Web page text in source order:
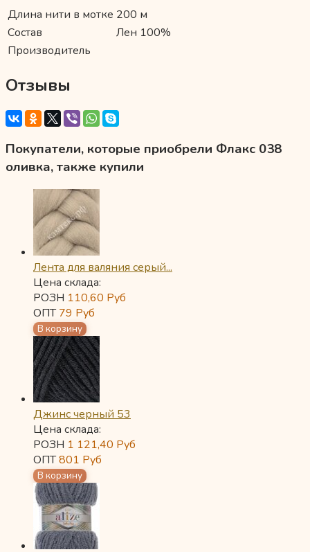
Длина нити в мотке 200 м
Состав
Лен 100%
Производитель
Отзывы
Покупатели, которые приобрели Флакс 038
оливка, также купили
Лента для валяния серый...
Цена склада:
РОЗН 110,60 Руб
ОПТ79 Руб
Джинс черный 53
Цена склада:
РОЗН 1 121,40 Руб
ОПТ801 Руб